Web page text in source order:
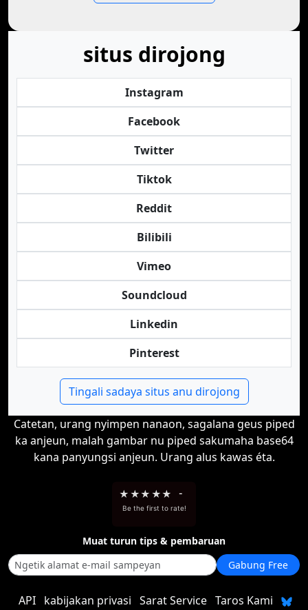
situs dirojong
Instagram
Facebook
Twitter
Tiktok
Reddit
Bilibili
Vimeo
Soundcloud
Linkedin
Pinterest
Tingali sadaya situs anu dirojong
Catetan, urang nyimpen nanaon, sagalana geus piped
ka anjeun, malah gambar nu piped sakumaha base64
kana panyungsi anjeun. Urang alus kawas éta.
★ ★★ ★★ -
Be the first to rate!
Muat turun tips & pembaruan
Gabung Free
API kabijakan privasi Sarat Service Taros Kami